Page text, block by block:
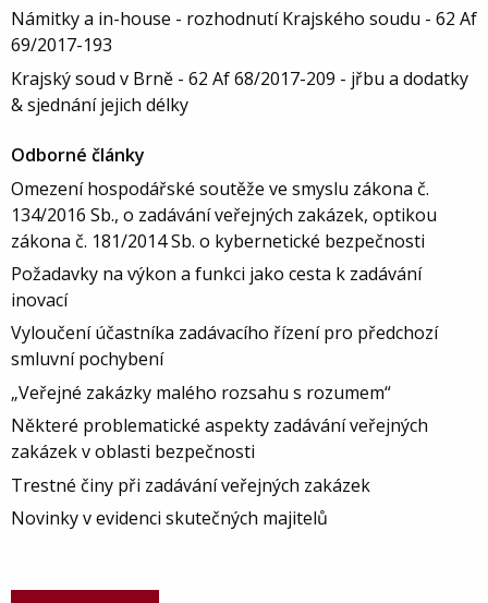
Námitky a in-house - rozhodnutí Krajského soudu - 62 Af
69/2017-193
Krajský soud v Brně - 62 Af 68/2017-209 - jřbu a dodatky
& sjednání jejich délky
Odborné články
Omezení hospodářské soutěže ve smyslu zákona č.
134/2016 Sb., o zadávání veřejných zakázek, optikou
zákona č. 181/2014 Sb. o kybernetické bezpečnosti
Požadavky na výkon a funkci jako cesta k zadávání
inovací
Vyloučení účastníka zadávacího řízení pro předchozí
smluvní pochybení
„Veřejné zakázky malého rozsahu s rozumem“
Některé problematické aspekty zadávání veřejných
zakázek v oblasti bezpečnosti
Trestné činy při zadávání veřejných zakázek
Novinky v evidenci skutečných majitelů